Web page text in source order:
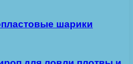
шарики